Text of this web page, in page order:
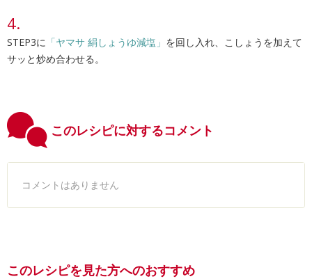
STEP3に 「ヤマサ 絹しょうゆ減塩」 を回し入れ、こしょうを加えて
サッと炒め合わせる。
このレシピに対するコメント
コメントはありません
このレシピを見た方へのおすすめ